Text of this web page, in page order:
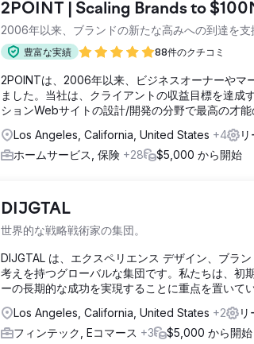
2POINT | Scaling Brands to
2006年以来、ブランドの新たな高みへの到達を支
豊富な実績 88件のクチコミ
2POINTは、2006年以来、ビジネスオーナーやマ
ました。当社は、クライアントの収益目標を達成
ションWebサイトの設計/開発の分野で最高の才能
Los Angeles, California, United States +4
ホームサービス, 保険 +28 $5,000 から開始
DIJGTAL
世界的な戦略戦術家の集団。
DIJGTAL は、エクスペリエンス デザイン、ブラ
考えを持つグローバルな集団です。私たちは、初
ーの長期的な成功を実現することに重点を置いてい
Los Angeles, California, United States +2
フィンテック, Eコマース +3 $5,000 から開始